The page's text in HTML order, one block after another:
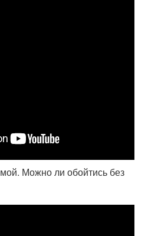
Можно ли обойтись без